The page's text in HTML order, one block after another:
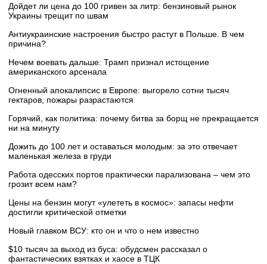
Дойдет ли цена до 100 гривен за литр: бензиновый рынок
Украины трещит по швам
Антиукраинские настроения быстро растут в Польше. В чем
причина?
Нечем воевать дальше: Трамп признал истощение
американского арсенала
Огненный апокалипсис в Европе: выгорело сотни тысяч
гектаров, пожары разрастаются
Горячий, как политика: почему битва за борщ не прекращается
ни на минуту
Дожить до 100 лет и оставаться молодым: за это отвечает
маленькая железа в груди
Работа одесских портов практически парализована – чем это
грозит всем нам?
Цены на бензин могут «улететь в космос»: запасы нефти
достигли критической отметки
Новый главком ВСУ: кто он и что о нем известно
$10 тысяч за выход из буса: обудсмен рассказал о
фантастических взятках и хаосе в ТЦК